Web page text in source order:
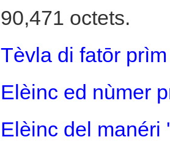
90,471 octets.
Tèvla di fatōr prìm
Elèinc ed nùmer
Elèinc del manéri